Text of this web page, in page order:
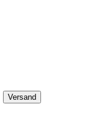
Versand